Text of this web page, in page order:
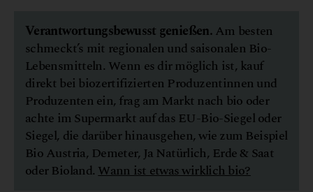
Verantwortungsbewusst genießen.Am besten
schmeckt’s mit regionalen und saisonalen Bio-
Lebensmitteln. Wenn es dir möglich ist, kauf
direkt bei biozertifizierten Produzentinnen und
Produzenten ein, frag am Markt nach bio oder
achte im Supermarkt auf das EU-Bio-Siegel oder
Siegel, die darüber hinausgehen, wie zum Beispiel
Bio Austria, Demeter, Ja Natürlich, Erde & Saat
oder Bioland.Wann ist etwas wirklich bio?